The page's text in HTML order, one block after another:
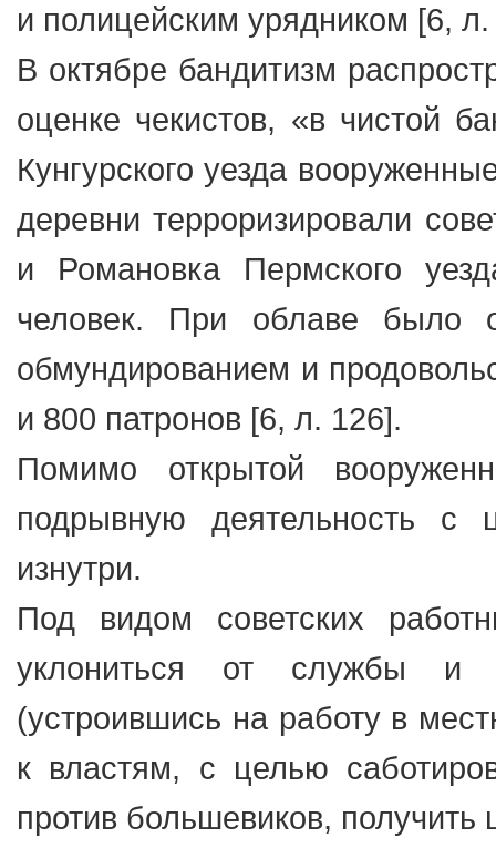
и полицейским урядником [6,
В октябре бандитизм
оценке чекистов, «в чистой
Кунгурского уезда
деревни терроризировали
и Романовка Пермского
человек. При облаве было
обмундированием и
и 800 патронов [6, л. 126].
Помимо открытой
подрывную деятельность с
изнутри.
Под видом советских
уклониться от службы и
(устроившись на работу в
к властям, с целью
против большевиков,